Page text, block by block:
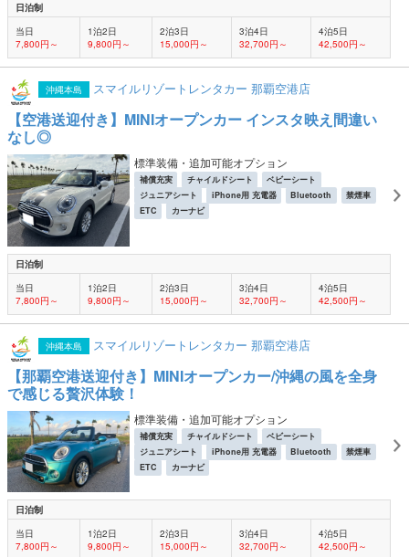
日泊制
当日
7,800円～
1泊2日
9,800円～
2泊3日
15,000円～
3泊4日
32,700円～
4泊5日
42,500円～
沖縄本島 スマイルリゾートレンタカー 那覇空港店
【空港送迎付き】MINIオープンカー インスタ映え間違い
なし◎
標準装備・追加可能オプション
補償充実 チャイルドシート
ベビーシート
ジュニアシート
iPhone用 充電器 Bluetooth
禁煙車
ETC
カーナビ
日泊制
当日
7,800円～
1泊2日
9,800円～
2泊3日
15,000円～
3泊4日
32,700円～
4泊5日
42,500円～
沖縄本島 スマイルリゾートレンタカー 那覇空港店
【那覇空港送迎付き】MINIオープンカー/沖縄の風を全身
で感じる贅沢体験！
標準装備・追加可能オプション
補償充実 チャイルドシート
ベビーシート
ジュニアシート
iPhone用 充電器 Bluetooth
禁煙車
ETC
カーナビ
日泊制
当日
7,800円～
1泊2日
9,800円～
2泊3日
15,000円～
3泊4日
32,700円～
4泊5日
42,500円～